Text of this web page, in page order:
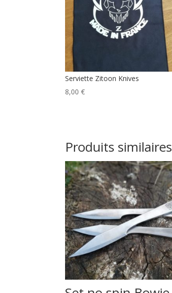
Serviette Zitoon Knives
8,00 €
Produits similaires